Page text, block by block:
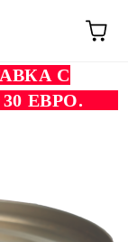
С
30 ЕВРО.